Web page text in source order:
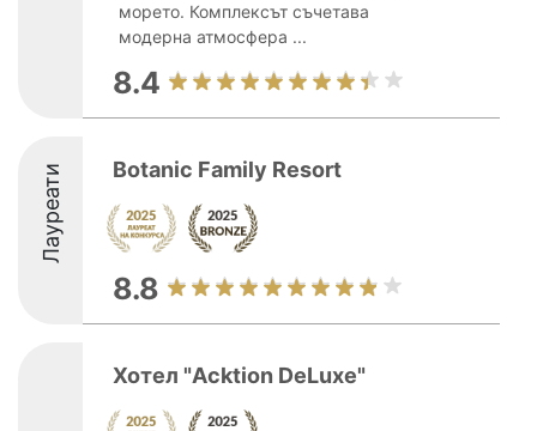
морето. Комплексът съчетава
модерна атмосфера ...
8.4
Лауреати Botanic Family Resort
8.8
Хотел "Acktion DeLuxe"